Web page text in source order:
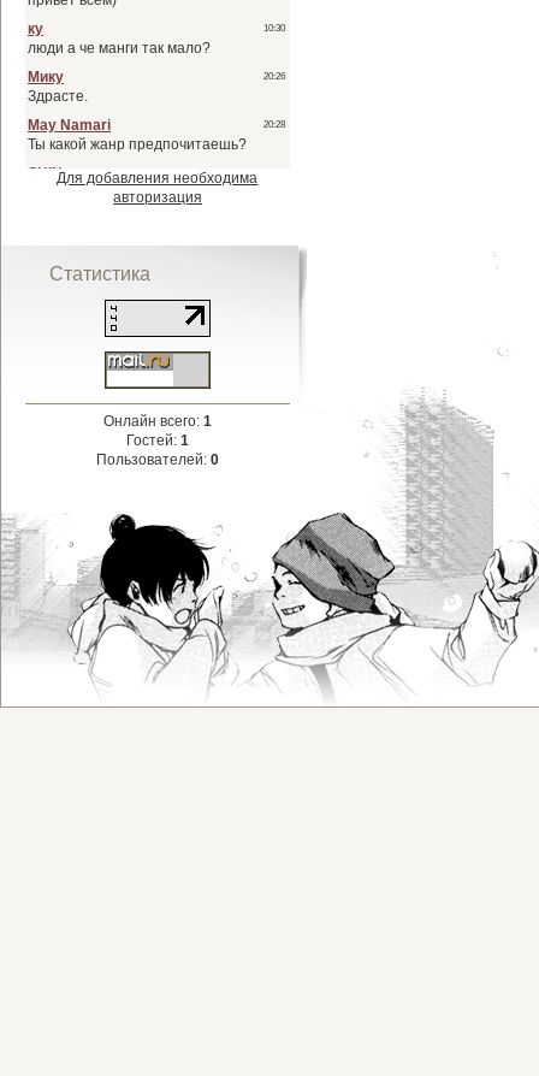
Для добавления необходима
авторизация
Статистика
Онлайн всего: 1
Гостей: 1
Пользователей: 0